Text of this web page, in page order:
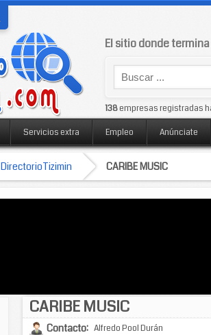
El sitio donde
138empresas registradas
Servicios extra Empleo Anúnciate
DirectorioTizimin CARIBE MUSIC
CARIBE MUSIC
Contacto: Alfredo Pool Durán